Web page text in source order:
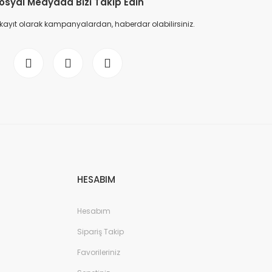
olarak kampanyalardan, haberdar olabilirsiniz.
HESABIM
Hesabım
Sipariş Takip
Favorileriniz